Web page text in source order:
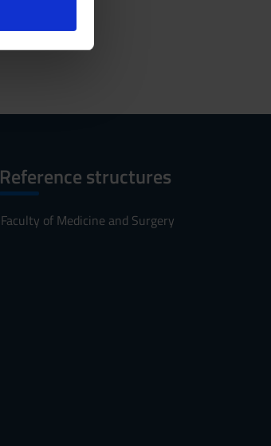
Reference structures
Faculty of Medicine and Surgery